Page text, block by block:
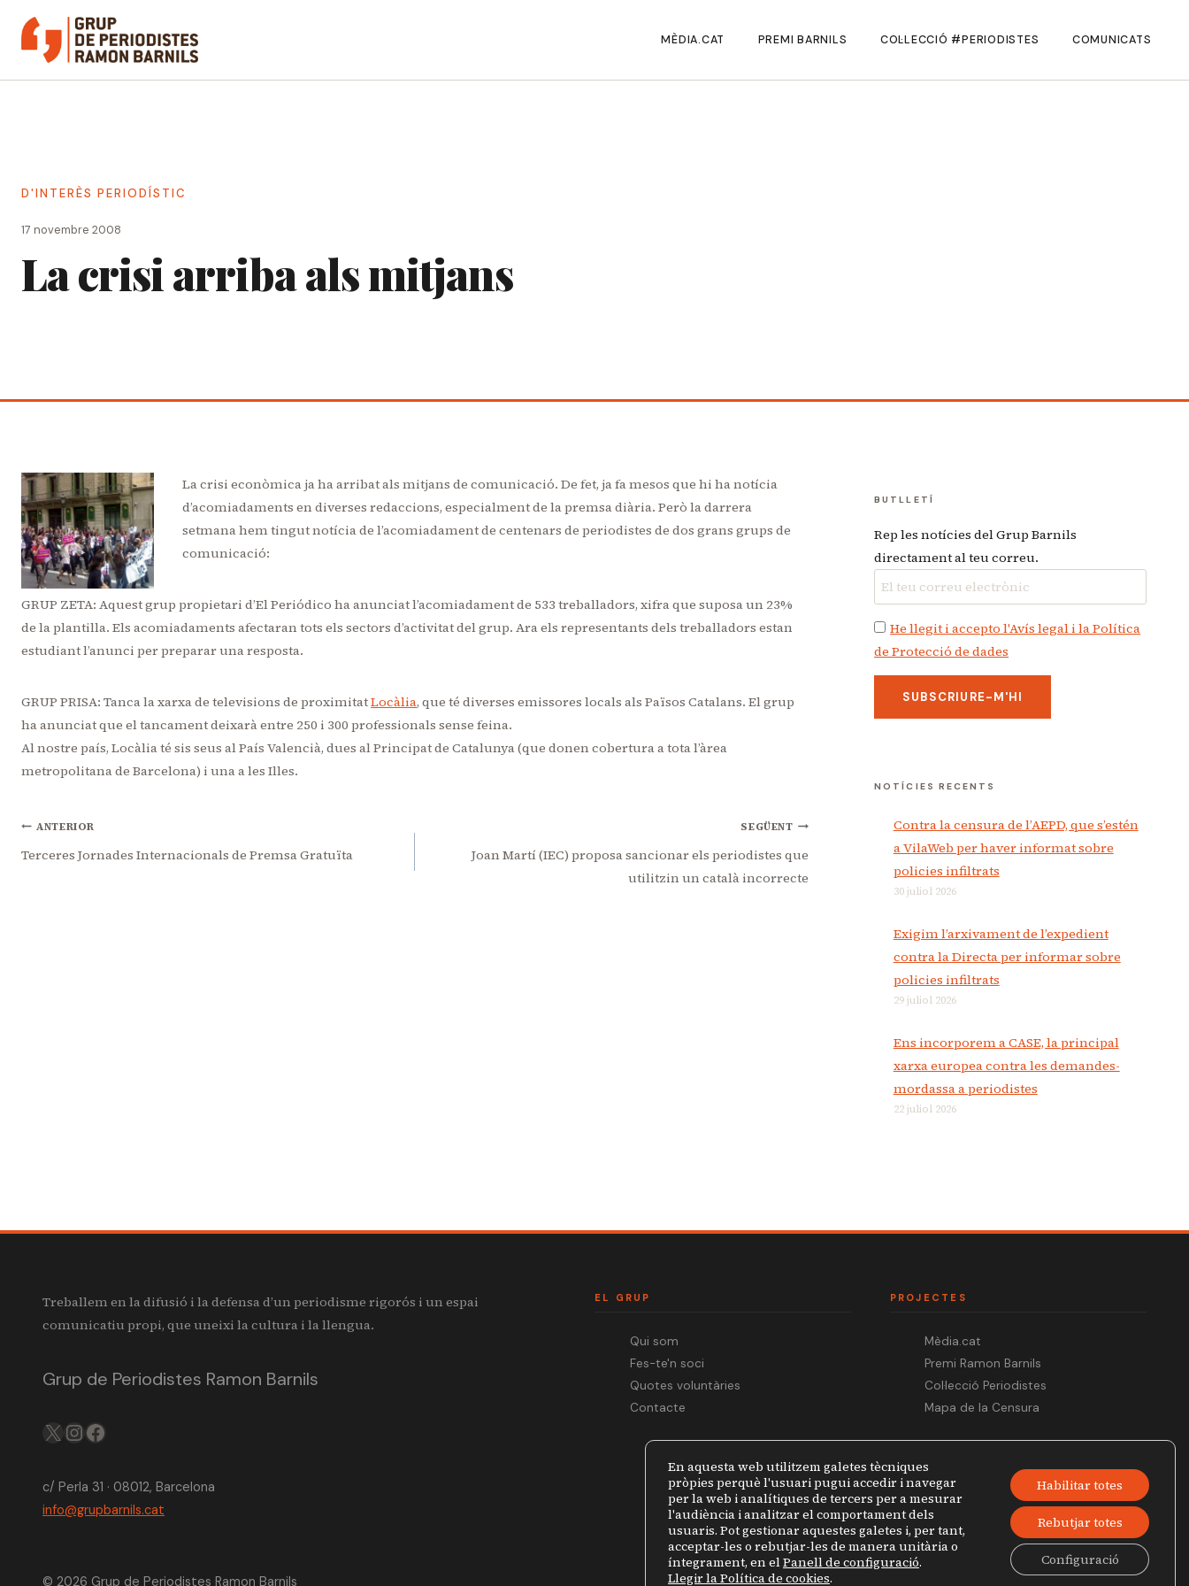
contingut
MÈDIA.CAT PREMI BARNILS COL·LECCIÓ #PERIODISTES COMUNICATS
D'INTERÈS PERIODÍSTIC
17 novembre 2008
La crisi arriba als mitjans
La crisi econòmica ja ha arribat als mitjans de comunicació. De fet, ja fa mesos que hi ha notícia
d’acomiadaments en diverses redaccions, especialment de la premsa diària. Però la darrera
setmana hem tingut notícia de l’acomiadament de centenars de periodistes de dos grans grups de
comunicació:
GRUP ZETA: Aquest grup propietari d’El Periódico ha anunciat l’acomiadament de 533 treballadors, xifra que suposa un 23%
de la plantilla. Els acomiadaments afectaran tots els sectors d’activitat del grup. Ara els representants dels treballadors estan
estudiant l’anunci per preparar una resposta.
GRUP PRISA: Tanca la xarxa de televisions de proximitatLocàlia, que té diverses emissores locals als Països Catalans. El grup
ha anunciat que el tancament deixarà entre 250 i 300 professionals sense feina.
Al nostre país, Locàlia té sis seus al País Valencià, dues al Principat de Catalunya (que donen cobertura a tota l’àrea
metropolitana de Barcelona) i una a les Illes.
Navegació
ANTERIOR
Terceres Jornades Internacionals de Premsa Gratuïta
SEGÜENT
Joan Martí (IEC) proposa sancionar els periodistes que
utilitzin un català incorrecte
BUTLLETÍ
Rep les notícies del Grup Barnils
directament al teu correu.
He llegit i accepto l'Avís legal i la Política
de Protecció de dades
NOTÍCIES RECENTS
Contra la censura de l’AEPD, que s’estén
a VilaWeb per haver informat sobre
policies infiltrats
30 juliol 2026
Exigim l’arxivament de l’expedient
contra la Directa per informar sobre
policies infiltrats
29 juliol 2026
Ens incorporem a CASE, la principal
xarxa europea contra les demandes-
mordassa a periodistes
22 juliol 2026
Treballem en la difusió i la defensa d’un periodisme rigorós i un espai
comunicatiu propi, que uneixi la cultura i la llengua.
Grup de Periodistes Ramon Barnils
X IGFB
c/ Perla 31 · 08012, Barcelona
info@grupbarnils.cat
EL GRUP
Qui som
Fes-te'n soci
Quotes voluntàries
Contacte
PROJECTES
Mèdia.cat
Premi Ramon Barnils
Col·lecció Periodistes
Mapa de la Censura
© 2026 Grup de Periodistes Ramon Barnils
Política de privacitat Avís legal
En aquesta web utilitzem galetes tècniques
pròpies perquè l'usuari pugui accedir i navegar
per la web i analítiques de tercers per a mesurar
l'audiència i analitzar el comportament dels
usuaris. Pot gestionar aquestes galetes i, per tant,
acceptar-les o rebutjar-les de manera unitària o
íntegrament, en elPanell de configuració.
Llegir la Política de cookies.
Habilitar totes
Rebutjar totes
Configuració